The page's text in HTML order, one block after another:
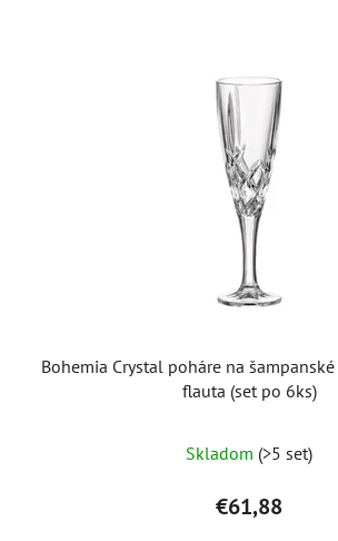
Bohemia Crystal poháre na
flauta (set po 6ks)
Skladom (>5 set)
€61,88